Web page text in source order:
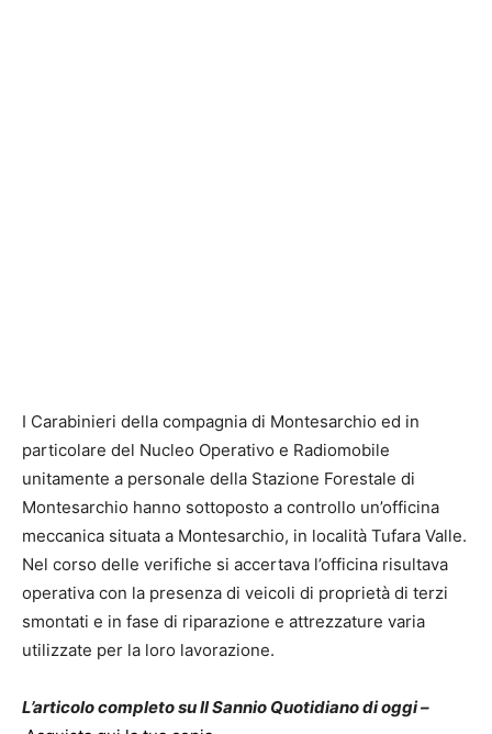
I Carabinieri della compagnia di Montesarchio ed in
particolare del Nucleo Operativo e Radiomobile
unitamente a personale della Stazione Forestale di
Montesarchio hanno sottoposto a controllo un’officina
meccanica situata a Montesarchio, in località Tufara Valle.
Nel corso delle verifiche si accertava l’officina risultava
operativa con la presenza di veicoli di proprietà di terzi
smontati e in fase di riparazione e attrezzature varia
utilizzate per la loro lavorazione.
L’articolo completo su Il Sannio Quotidiano di oggi –